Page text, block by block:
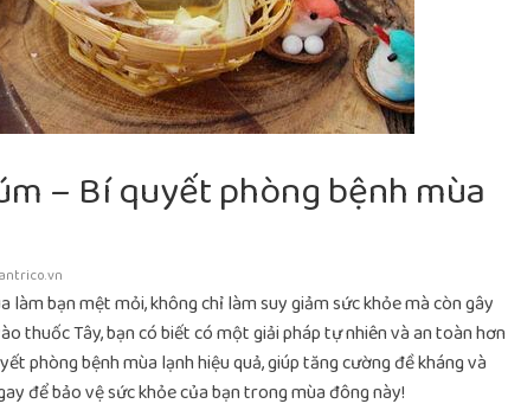
– Bí quyết phòng bệnh mùa
bạn mệt mỏi, không chỉ làm suy giảm sức khỏe mà còn gây
thuốc Tây, bạn có biết có một giải pháp tự nhiên và an toàn hơn
phòng bệnh mùa lạnh hiệu quả, giúp tăng cường đề kháng và
để bảo vệ sức khỏe của bạn trong mùa đông này!